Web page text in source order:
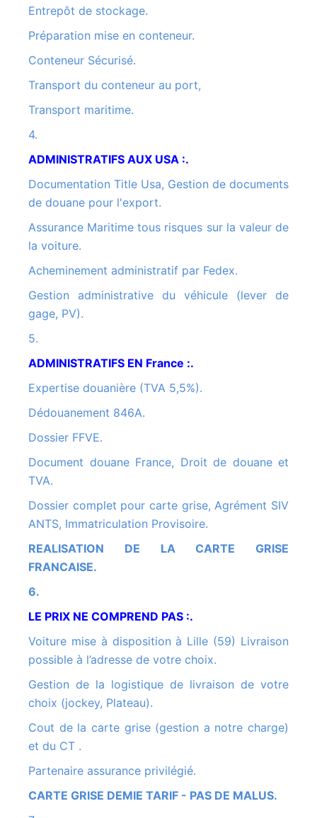
Entrepôt de stockage.
Préparation mise en conteneur.
Conteneur Sécurisé.
Transport du conteneur au port,
Transport maritime.
4.
ADMINISTRATIFS AUX USA :.
Documentation Title Usa, Gestion de documents
de douane pour l'export.
Assurance Maritime tous risques sur la valeur de
la voiture.
Acheminement administratif par Fedex.
Gestion administrative du véhicule (lever de
gage, PV).
5.
ADMINISTRATIFS EN France :.
Expertise douanière (TVA 5,5%).
Dédouanement 846A.
Dossier FFVE.
Document douane France, Droit de douane et
TVA.
Dossier complet pour carte grise, Agrément SIV
ANTS, Immatriculation Provisoire.
REALISATION DE LA CARTE GRISE
FRANCAISE.
6.
LE PRIX NE COMPREND PAS :.
Voiture mise à disposition à Lille (59) Livraison
possible à l’adresse de votre choix.
Gestion de la logistique de livraison de votre
choix (jockey, Plateau).
Cout de la carte grise (gestion a notre charge)
et du CT .
Partenaire assurance privilégié.
CARTE GRISE DEMIE TARIF - PAS DE MALUS.